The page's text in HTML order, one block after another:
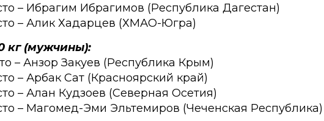
– Ибрагим Ибрагимов (Республика Дагестан)
– Алик Хадарцев (ХМАО-Югра)
кг (мужчины):
– Анзор Закуев (Республика Крым)
– Арбак Сат (Красноярский край)
– Алан Кудзоев (Северная Осетия)
– Магомед-Эми Эльтемиров (Чеченская Республика)